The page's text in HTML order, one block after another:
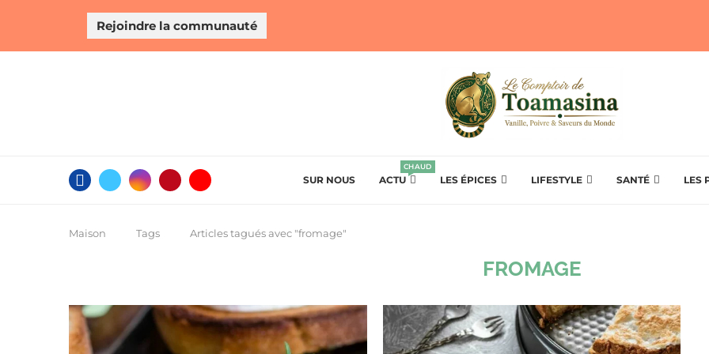
Rejoindre la communauté
SUR NOUS ACTU
CHAUD
LES ÉPICES LIFESTYLE SANTÉ LES
Maison Tags Articles tagués avec "fromage"
FROMAGE